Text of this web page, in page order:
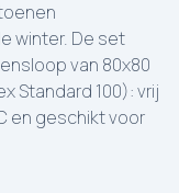
winter. De set
van 80x80
Standard 100): vrij
en geschikt voor